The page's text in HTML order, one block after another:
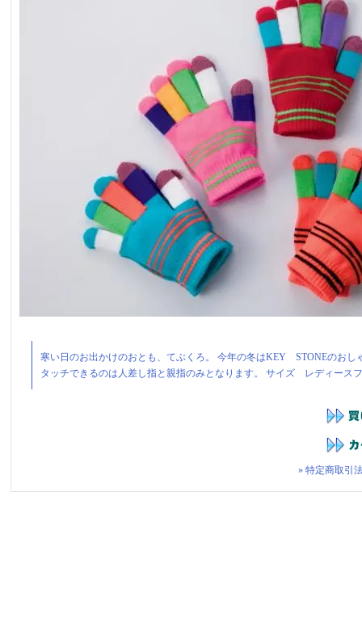
寒い日のお出かけのおとも、てぶくろ。 今年の冬はKEY STONEのお
タッチできるのは人差し指と親指のみとなります。 サイズ レディース
» 特定商取引